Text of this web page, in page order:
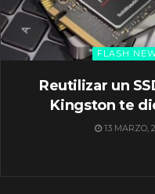
FLASH
Reutilizar un
Kingston te
13 MARZO,